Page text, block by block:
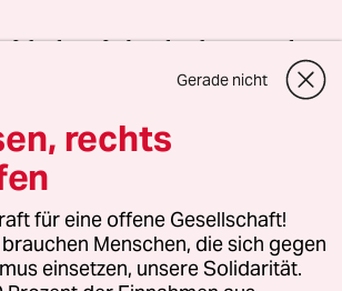
der AfD bei den kommenden
zeigt, wie stark rechtsextreme
und Solidarität. Auch
den Menschen, die sich vor Ort
einsetzen. Die taz
mit "Alles beginnt im
unterstützt bundesweit
Orte und baut einen
Gerade nicht
rechts
für eine offene Gesellschaft!
Menschen, die sich gegen
einsetzen, unsere Solidarität.